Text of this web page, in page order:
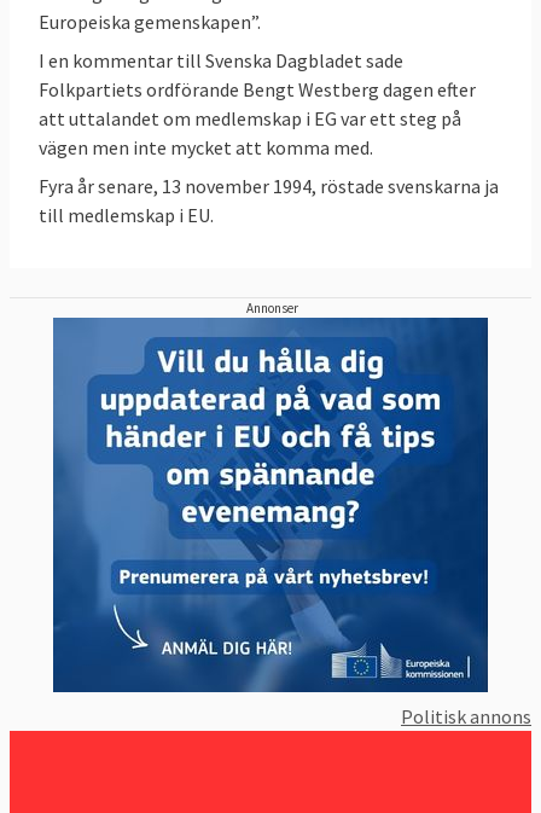
pressfrihet,låg korruption
jämställdhet mellan könen,budgetbalans
EU:s sociala resultattavla,
sysselsättningsgrad,klimatmål,forskning
och utveckling ochinnovationsförmåga
mer – se nedan.
Europeiska gemenskapen”.
I en kommentar till Svenska Dagbladet sade
Folkpartiets ordförande Bengt Westberg dagen efter
att uttalandet om medlemskap i EG var ett steg på
vägen men inte mycket att komma med.
Fyra år senare, 13 november 1994, röstade svenskarna ja
till medlemskap i EU.
Annonser
Politisk annons